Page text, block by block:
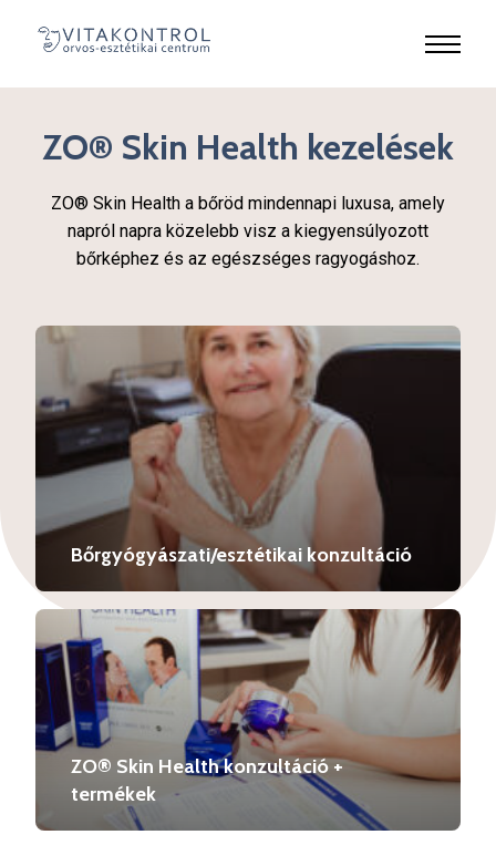
ZO® Skin Health kezelések
ZO® Skin Health a bőröd mindennapi luxusa, amely
napról napra közelebb visz a kiegyensúlyozott
bőrképhez és az egészséges ragyogáshoz.
Bőrgyógyászati/esztétikai konzultáció
ZO® Skin Health konzultáció +
termékek